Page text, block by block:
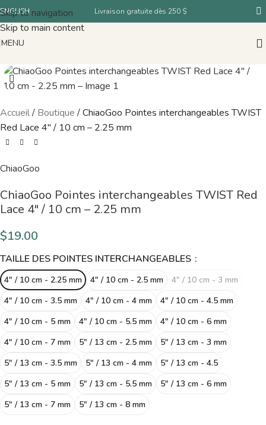
Skip to navigation
Skip to main content
ENGLISH Livraison gratuite dès 250 $
MENU
Accueil/ Boutique /ChiaoGoo Pointes interchangeables TWIST
Red Lace 4″ / 10 cm – 2.25 mm
ChiaoGoo
ChiaoGoo Pointes interchangeables TWIST Red
Lace 4″ / 10 cm – 2.25 mm
$19.00
TAILLE DES POINTES INTERCHANGEABLES
4" / 10 cm - 2.25 mm 4" / 10 cm - 2.5 mm
4" / 10 cm - 3 mm
4" / 10 cm - 3.5 mm
4" / 10 cm - 4 mm
4" / 10 cm - 4.5 mm
4" / 10 cm - 5 mm
4" / 10 cm - 5.5 mm
4" / 10 cm - 6 mm
4" / 10 cm - 7 mm
5" / 13 cm - 2.5 mm
5" / 13 cm - 3 mm
5" / 13 cm - 3.5 mm
5" / 13 cm - 4 mm
5" / 13 cm - 4.5
5" / 13 cm - 5 mm
5" / 13 cm - 5.5 mm
5" / 13 cm - 6 mm
5" / 13 cm - 7 mm
5" / 13 cm - 8 mm